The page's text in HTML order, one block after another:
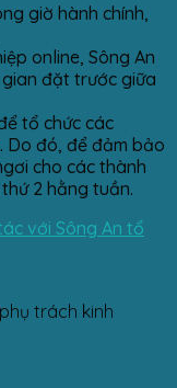
giờ hành chính,
online, Sông An
đặt trước giữa
tổ chức các
Do đó, để đảm bảo
cho các thành
2 hằng tuần.
với Sông An tổ
trách kinh